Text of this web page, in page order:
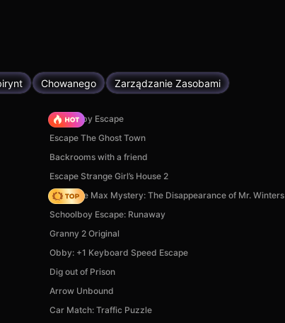
Chowanego Zarządzanie Zasobami
Your Obby Escape
Escape The Ghost Town
Backrooms with a friend
Escape Strange Girl’s House 2
Detective Max Mystery: The Disappearance of Mr. Winters
Schoolboy Escape: Runaway
Granny 2 Original
Obby: +1 Keyboard Speed Escape
Dig out of Prison
Arrow Unbound
Car Match: Traffic Puzzle